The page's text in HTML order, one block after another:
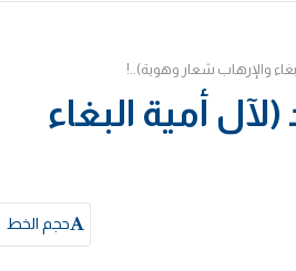
والإرهاب شعار وهوية)..!
أمية البغاء
حجم الخط